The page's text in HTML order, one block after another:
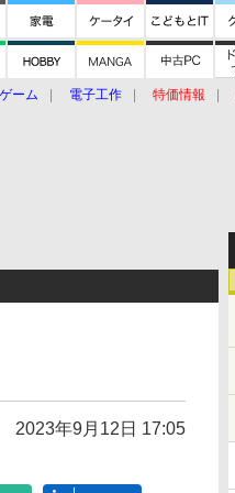
ゲーム 電子工作 特価情報
2023年9月12日 17:05